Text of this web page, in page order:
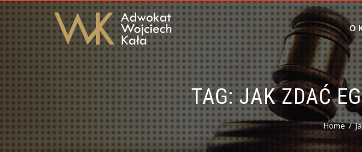
O
TAG:JAK ZDAĆ
Home